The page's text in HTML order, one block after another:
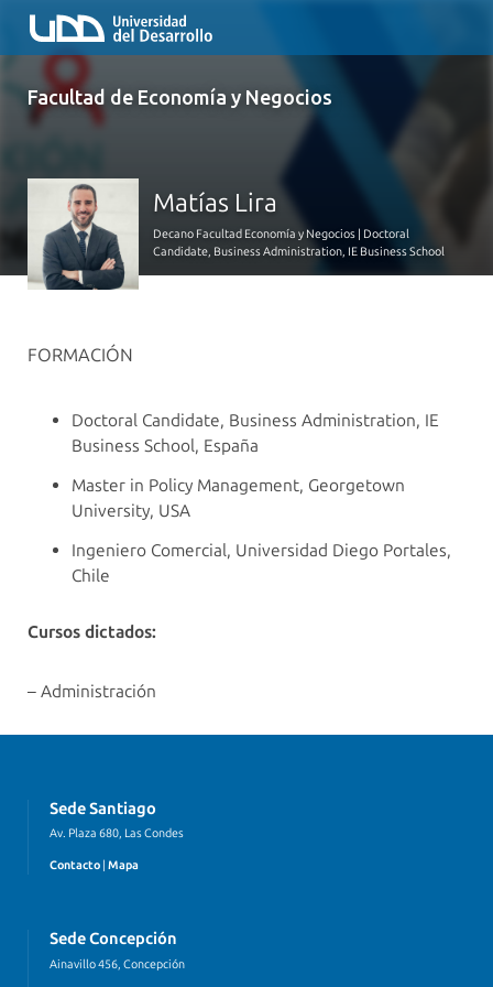
Facultad de Economía y Negocios
Matías Lira
Decano Facultad Economía y Negocios | Doctoral
Candidate, Business Administration, IE Business School
FORMACIÓN
Doctoral Candidate, Business Administration, IE
Business School, España
Master in Policy Management, Georgetown
University, USA
Ingeniero Comercial, Universidad Diego Portales,
Chile
Cursos dictados:
– Administración
Sede Santiago
Av. Plaza 680, Las Condes
Contacto Mapa
Sede Concepción
Ainavillo 456, Concepción